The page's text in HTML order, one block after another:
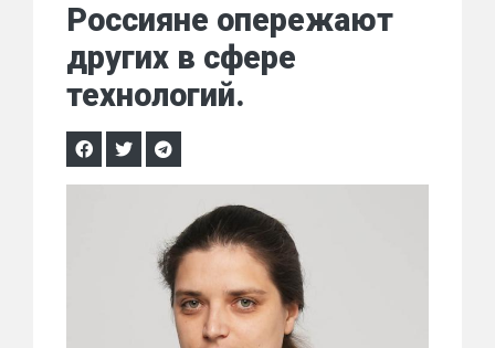
Россияне опережают
других в сфере
технологий.